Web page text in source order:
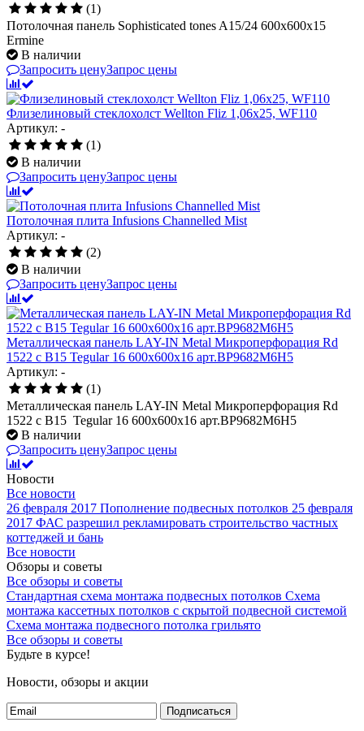
(1)
Потолочная панель Sophisticated tones A15/24 600x600x15
Ermine
В наличии
Запросить ценуЗапрос цены
Флизелиновый стеклохолст Wellton Fliz 1,06х25, WF110
Артикул: -
(1)
В наличии
Запросить ценуЗапрос цены
Потолочная плита Infusions Channelled Mist
Артикул: -
(2)
В наличии
Запросить ценуЗапрос цены
Металлическая панель LAY-IN Metal Микроперфорация Rd
1522 с В15 Tegular 16 600x600x16 арт.BP9682M6H5
Артикул: -
(1)
Металлическая панель LAY-IN Metal Микроперфорация Rd
1522 с В15 Tegular 16 600x600x16 арт.BP9682M6H5
В наличии
Запросить ценуЗапрос цены
Новости
Все новости
26 февраля 2017 Пополнение подвесных потолков 25 февраля
2017 ФАС разрешил рекламировать строительство частных
коттеджей и бань
Все новости
Обзоры и советы
Все обзоры и советы
Стандартная схема монтажа подвесных потолков Схема
монтажа кассетных потолков с скрытой подвесной системой
Схема монтажа подвесного потолка грильято
Все обзоры и советы
Будьте в курсе!
Новости, обзоры и акции
Подписаться